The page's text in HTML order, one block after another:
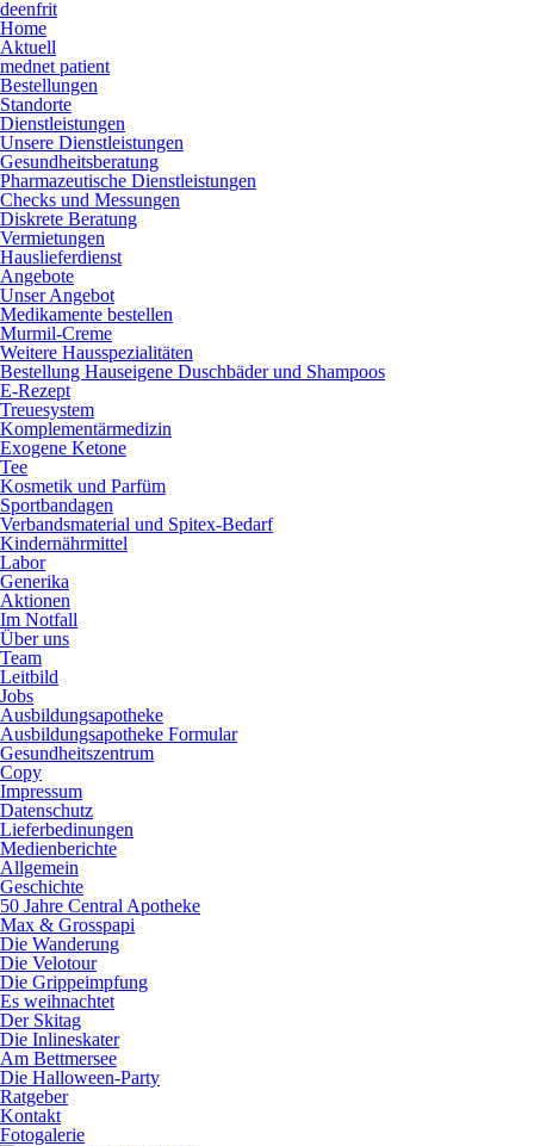
deenfrit
Home
Aktuell
mednet patient
Bestellungen
Standorte
Dienstleistungen
Unsere Dienstleistungen
Gesundheitsberatung
Pharmazeutische Dienstleistungen
Checks und Messungen
Diskrete Beratung
Vermietungen
Hauslieferdienst
Angebote
Unser Angebot
Medikamente bestellen
Murmil-Creme
Weitere Hausspezialitäten
Bestellung Hauseigene Duschbäder und Shampoos
E-Rezept
Treuesystem
Komplementärmedizin
Exogene Ketone
Tee
Kosmetik und Parfüm
Sportbandagen
Verbandsmaterial und Spitex-Bedarf
Kindernährmittel
Labor
Generika
Aktionen
Im Notfall
Über uns
Team
Leitbild
Jobs
Ausbildungsapotheke
Ausbildungsapotheke Formular
Gesundheitszentrum
Copy
Impressum
Datenschutz
Lieferbedinungen
Medienberichte
Allgemein
Geschichte
50 Jahre Central Apotheke
Max & Grosspapi
Die Wanderung
Die Velotour
Die Grippeimpfung
Es weihnachtet
Der Skitag
Die Inlineskater
Am Bettmersee
Die Halloween-Party
Ratgeber
Kontakt
Fotogalerie